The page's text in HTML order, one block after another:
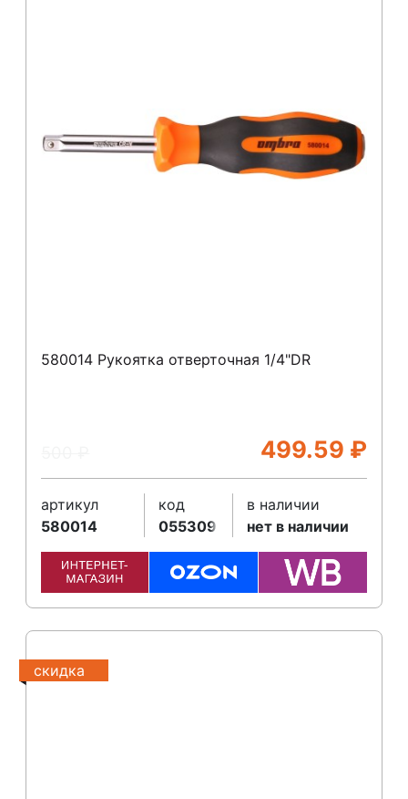
580014 Рукоятка отверточная 1/4"DR
499.59 ₽
артикул
580014
код
055309
в наличии
нет в наличии
скидка